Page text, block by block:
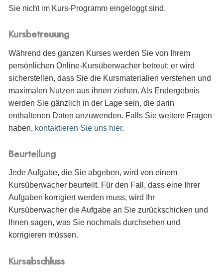
Sie nicht im Kurs-Programm eingeloggt sind.
Kursbetreuung
Während des ganzen Kurses werden Sie von Ihrem
persönlichen Online-Kursüberwacher betreut; er wird
sicherstellen, dass Sie die Kursmaterialien verstehen und
maximalen Nutzen aus ihnen ziehen. Als Endergebnis
werden Sie gänzlich in der Lage sein, die darin
enthaltenen Daten anzuwenden. Falls Sie weitere Fragen
haben, kontaktieren Sie uns hier.
Beurteilung
Jede Aufgabe, die Sie abgeben, wird von einem
Kursüberwacher beurteilt. Für den Fall, dass eine Ihrer
Aufgaben korrigiert werden muss, wird Ihr
Kursüberwacher die Aufgabe an Sie zurückschicken und
Ihnen sagen, was Sie nochmals durchsehen und
korrigieren müssen.
Kursabschluss